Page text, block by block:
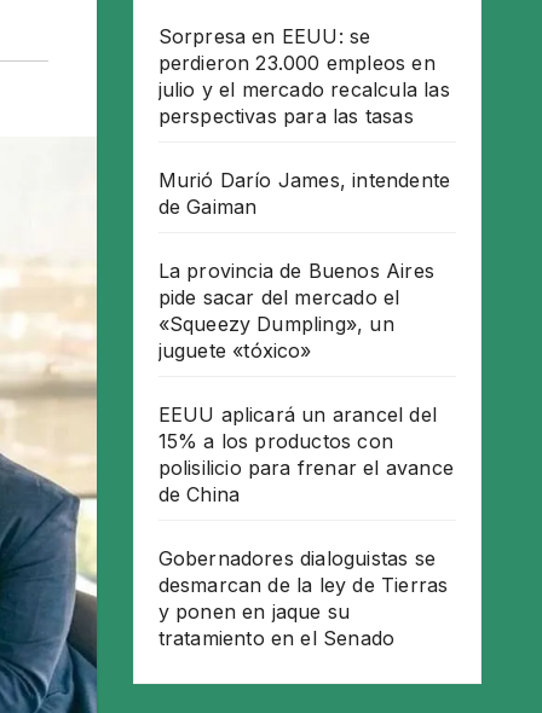
Sorpresa en EEUU: se
perdieron 23.000 empleos en
julio y el mercado recalcula las
perspectivas para las tasas
Murió Darío James, intendente
de Gaiman
La provincia de Buenos Aires
pide sacar del mercado el
«Squeezy Dumpling», un
juguete «tóxico»
EEUU aplicará un arancel del
15% a los productos con
polisilicio para frenar el avance
de China
Gobernadores dialoguistas se
desmarcan de la ley de Tierras
y ponen en jaque su
tratamiento en el Senado